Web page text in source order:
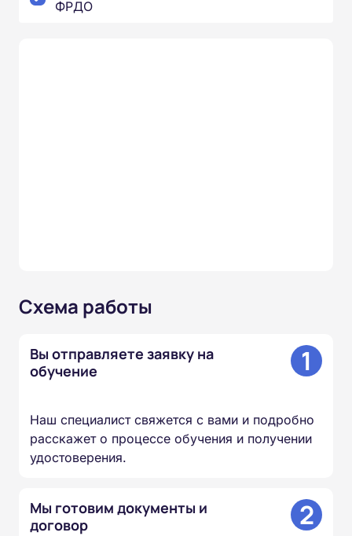
ФРДО
Схема работы
Вы отправляете заявку на
обучение
1
Наш специалист свяжется с вами и подробно
расскажет о процессе обучения и получении
удостоверения.
Мы готовим документы и
договор
2